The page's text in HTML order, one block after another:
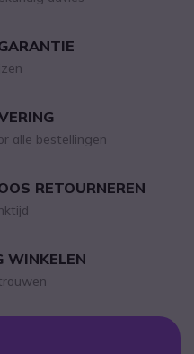
alle bestellingen
RETOURNEREN
WINKELEN